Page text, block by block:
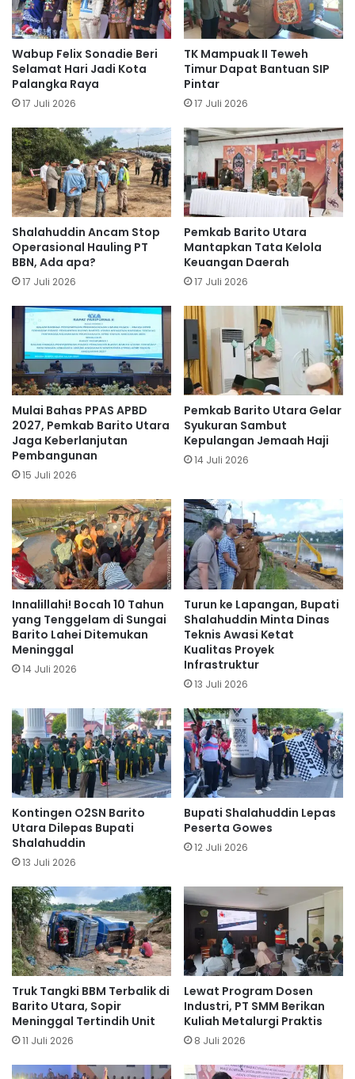
Wabup Felix Sonadie Beri
Selamat Hari Jadi Kota
Palangka Raya
17 Juli 2026
TK Mampuak II Teweh
Timur Dapat Bantuan SIP
Pintar
17 Juli 2026
Shalahuddin Ancam Stop
Operasional Hauling PT
BBN, Ada apa?
17 Juli 2026
Pemkab Barito Utara
Mantapkan Tata Kelola
Keuangan Daerah
17 Juli 2026
Mulai Bahas PPAS APBD
2027, Pemkab Barito Utara
Jaga Keberlanjutan
Pembangunan
15 Juli 2026
Pemkab Barito Utara Gelar
Syukuran Sambut
Kepulangan Jemaah Haji
14 Juli 2026
Innalillahi! Bocah 10 Tahun
yang Tenggelam di Sungai
Barito Lahei Ditemukan
Meninggal
14 Juli 2026
Turun ke Lapangan, Bupati
Shalahuddin Minta Dinas
Teknis Awasi Ketat
Kualitas Proyek
Infrastruktur
13 Juli 2026
Kontingen O2SN Barito
Utara Dilepas Bupati
Shalahuddin
13 Juli 2026
Bupati Shalahuddin Lepas
Peserta Gowes
12 Juli 2026
Truk Tangki BBM Terbalik di
Barito Utara, Sopir
Meninggal Tertindih Unit
11 Juli 2026
Lewat Program Dosen
Industri, PT SMM Berikan
Kuliah Metalurgi Praktis
8 Juli 2026